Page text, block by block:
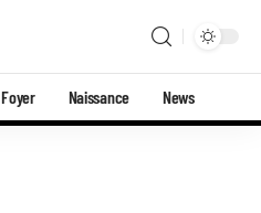
Foyer Naissance News